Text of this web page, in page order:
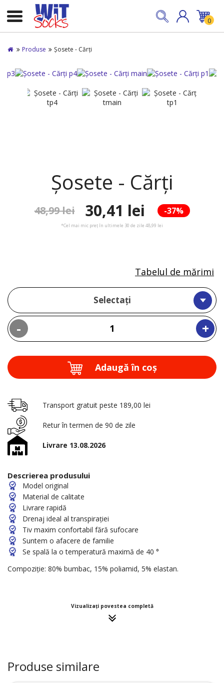
0
Produse Șosete - Cărți
Șosete - Cărți
-37%
48,99 lei 30,41 lei
*Cel mai mic preț în ultimele 30 de zile 48,99 lei
Selectați
- +
Tabelul de mărimi
Adaugă în coş
Transport gratuit peste 189,00 lei
Retur în termen de 90 de zile
Livrare 13.08.2026
Descrierea produsului
Model original
Material de calitate
Livrare rapidă
Drenaj ideal al transpirației
Tiv maxim confortabil fără sufocare
Suntem o afacere de familie
Se spală la o temperatură maximă de 40 °
Compoziție: 80% bumbac, 15% poliamid, 5% elastan.
Vizualizați povestea completă
Produse similare